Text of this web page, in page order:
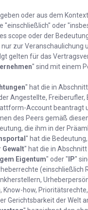
oder aus dem
"einschließlich" oder
scope oder der
zur Veranschaulichung
gelten für das
" sind mit einem
" hat die in
Angestellte,
Account beantragt
des Peers gemäß
die ihm in der
" hat die
Gewalt" hat die in
Eigentum" oder " IP"
how,
Gerichtsbarkeit der Welt